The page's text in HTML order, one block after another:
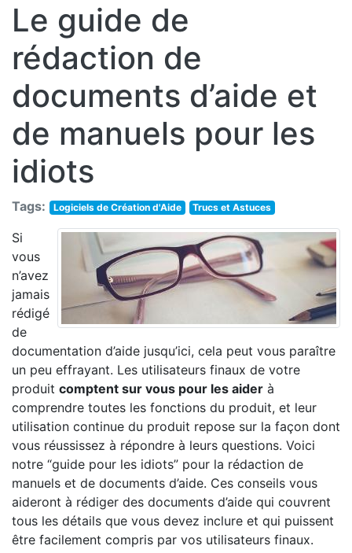
Le guide de
rédaction de
documents d’aide et
de manuels pour les
idiots
Tags: Logiciels de Création d'Aide Trucs et Astuces
Si
vous
n’avez
jamais
rédigé
de
documentation d’aide jusqu’ici, cela peut vous paraître
un peu effrayant. Les utilisateurs finaux de votre
produit comptent sur ​​vous pour les aider à
comprendre toutes les fonctions du produit, et leur
utilisation continue du produit repose sur la façon dont
vous réussissez à répondre à leurs questions. Voici
notre “guide pour les idiots” pour la rédaction de
manuels et de documents d’aide. Ces conseils vous
aideront à rédiger des documents d’aide qui couvrent
tous les détails que vous devez inclure et qui puissent
être facilement compris par vos utilisateurs finaux.